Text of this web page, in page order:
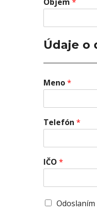
Údaje o
Meno*
Telefón*
IČO*
S